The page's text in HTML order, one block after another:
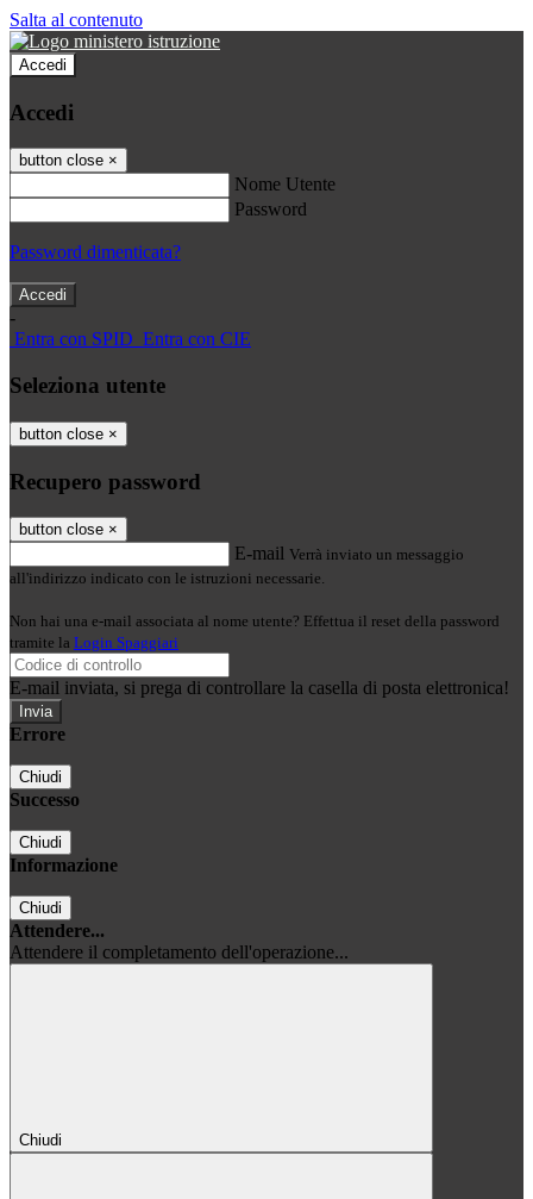
Salta al contenuto
Accedi
Accedi
button close ×
Nome Utente
Password
Password dimenticata?
-
Entra con SPID Entra con CIE
Seleziona utente
button close ×
Recupero password
button close ×
E-mail Verrà inviato un messaggio
all'indirizzo indicato con le istruzioni necessarie.
Non hai una e-mail associata al nome utente? Effettua il reset della password
tramite la Login Spaggiari
E-mail inviata, si prega di controllare la casella di posta elettronica!
Errore
Chiudi
Successo
Chiudi
Informazione
Chiudi
Attendere...
Attendere il completamento dell'operazione...
Chiudi